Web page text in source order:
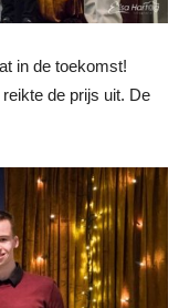
in de toekomst!
de prijs uit. De